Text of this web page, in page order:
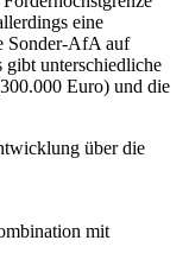
eine
Sonder-AfA auf
unterschiedliche
Euro) und die
über die
mit